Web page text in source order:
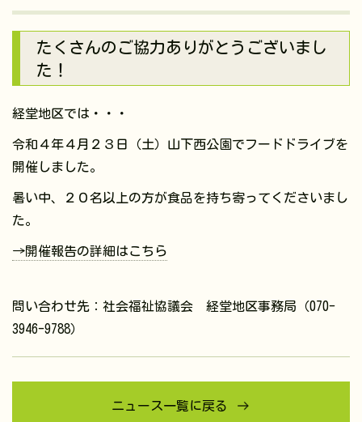
たくさんのご協力ありがとうございまし
た！
経堂地区では・・・
令和４年４月２３日（土）山下西公園でフードドライブを
開催しました。
暑い中、２０名以上の方が食品を持ち寄ってくださいまし
た。
→開催報告の詳細はこちら
問い合わせ先：社会福祉協議会 経堂地区事務局（070-
3946-9788）
ニュース一覧に戻る